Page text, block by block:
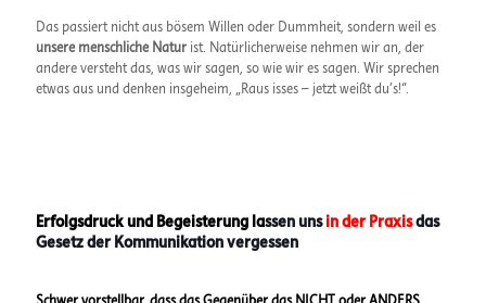
Das passiert nicht aus bösem Willen oder Dummheit, sondern weil es
unsere menschliche Natur ist. Natürlicherweise nehmen wir an, der
andere versteht das, was wir sagen, so wie wir es sagen. Wir sprechen
etwas aus und denken insgeheim, „Raus isses – jetzt weißt du’s!“.
Erfolgsdruck und Begeisterung lassen unsin der Praxisdas
Gesetz der Kommunikation vergessen